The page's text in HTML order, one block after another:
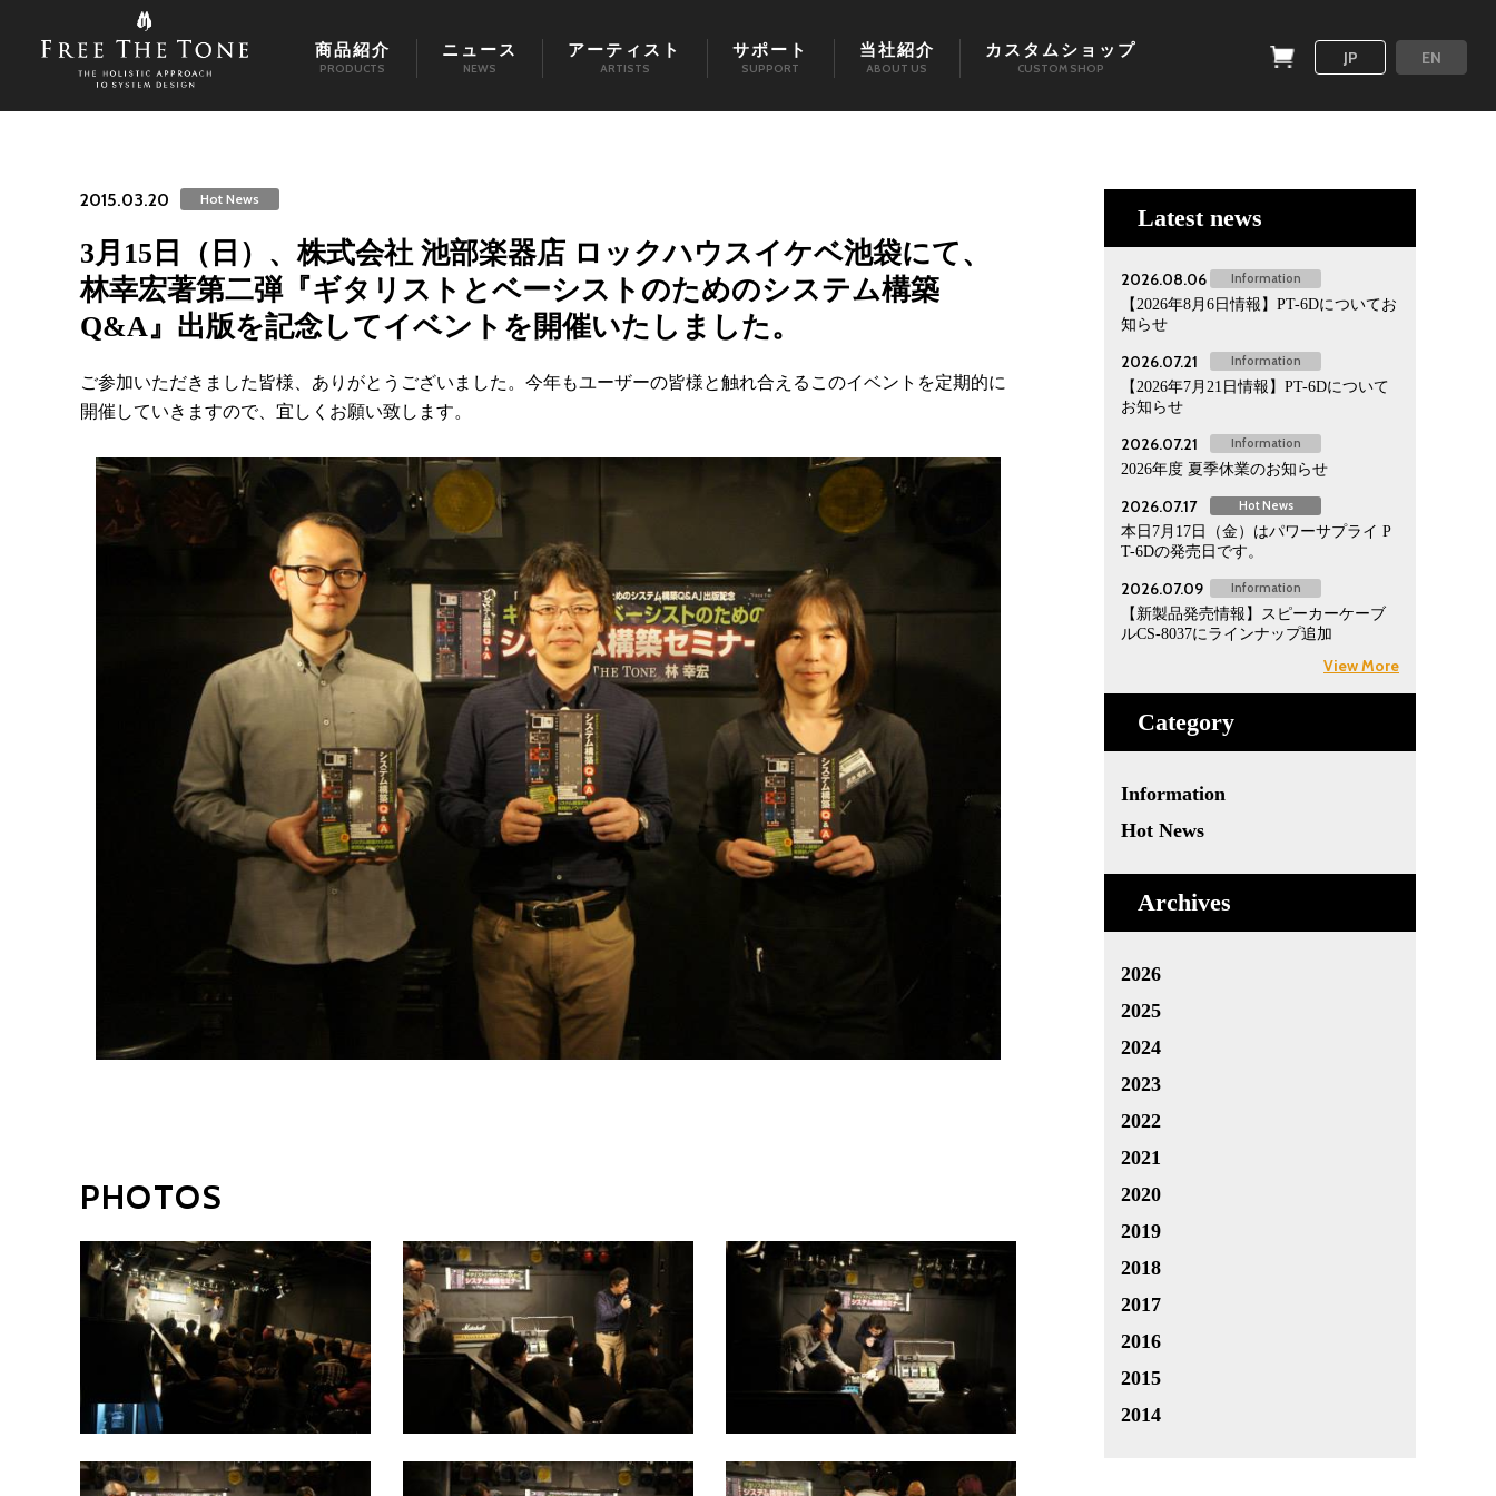
商品紹介
PRODUCTS
ニュース
NEWS
アーティスト
ARTISTS
サポート
SUPPORT
当社紹介
ABOUT US
カスタムショップ
CUSTOM SHOP
JP EN
2015.03.20 Hot News
3月15日（日）、株式会社 池部楽器店 ロックハウスイケベ池袋にて、
林幸宏著第二弾『ギタリストとベーシストのためのシステム構築
Q&A』出版を記念してイベントを開催いたしました。
ご参加いただきました皆様、ありがとうございました。今年もユーザーの皆様と触れ合えるこのイベントを定期的に
開催していきますので、宜しくお願い致します。
PHOTOS
Latest news
2026.08.06 Information
【2026年8月6日情報】PT-6Dについてお
知らせ
2026.07.21 Information
【2026年7月21日情報】PT-6Dについて
お知らせ
2026.07.21 Information
2026年度 夏季休業のお知らせ
2026.07.17 Hot News
本日7月17日（金）はパワーサプライ P
T-6Dの発売日です。
2026.07.09 Information
【新製品発売情報】スピーカーケーブ
ルCS-8037にラインナップ追加
View More
Category
Information
Hot News
Archives
2026
2025
2024
2023
2022
2021
2020
2019
2018
2017
2016
2015
2014